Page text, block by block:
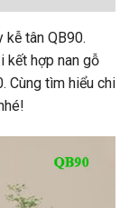
kễ tân QB90.
kết hợp nan gỗ
Cùng tìm hiểu chi